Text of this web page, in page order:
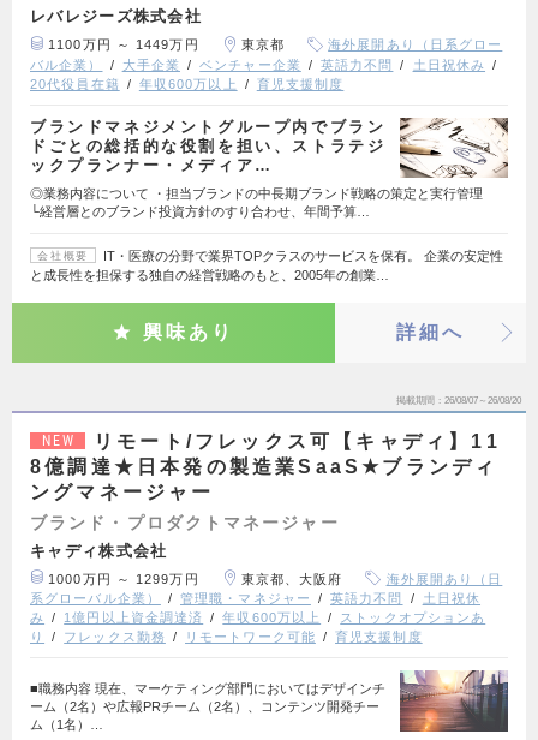
レバレジーズ株式会社
1100万円 ～ 1449万円 東京都
海外展開あり（日系グロー
バル企業）
大手企業 ベンチャー企業 英語力不問
土日祝休み
20代役員在籍
年収600万以上 育児支援制度
ブランドマネジメントグループ内でブラン
ドごとの総括的な役割を担い、ストラテジ
ックプランナー・メディア…
◎業務内容について ・担当ブランドの中長期ブランド戦略の策定と実行管理
└経営層とのブランド投資方針のすり合わせ、年間予算…
会社概要
IT・医療の分野で業界TOPクラスのサービスを保有。 企業の安定性
と成長性を担保する独自の経営戦略のもと、2005年の創業…
興味あり 詳細へ
掲載期間 26/08/07～26/08/20
NEW
リモート/フレックス可【キャディ】11
8億調達★日本発の製造業SaaS★ブランディ
ングマネージャー
ブランド・プロダクトマネージャー
キャディ株式会社
1000万円 ～ 1299万円 東京都、大阪府
海外展開あり（日
系グローバル企業）
管理職・マネジャー 英語力不問
土日祝休
み
1億円以上資金調達済 年収600万以上
ストックオプションあ
り
フレックス勤務 リモートワーク可能 育児支援制度
■職務内容 現在、マーケティング部門においてはデザインチ
ーム（2名）や広報PRチーム（2名）、コンテンツ開発チー
ム（1名）…